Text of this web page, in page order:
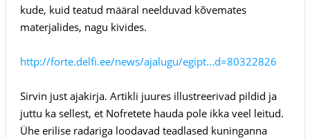
kude, kuid teatud määral neelduvad kõvemates
materjalides, nagu kivides.
http://forte.delfi.ee/news/ajalugu/egipt...d=80322826
Sirvin just ajakirja. Artikli juures illustreerivad pildid ja
juttu ka sellest, et Nofretete hauda pole ikka veel leitud.
Ühe erilise radariga loodavad teadlased kuninganna